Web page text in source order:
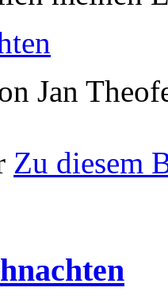
Jan
Zu diesem